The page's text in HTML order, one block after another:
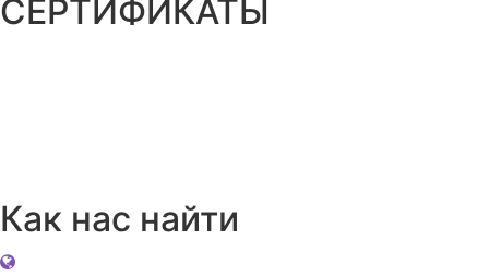
СЕРТИФИКАТЫ
Как нас найти